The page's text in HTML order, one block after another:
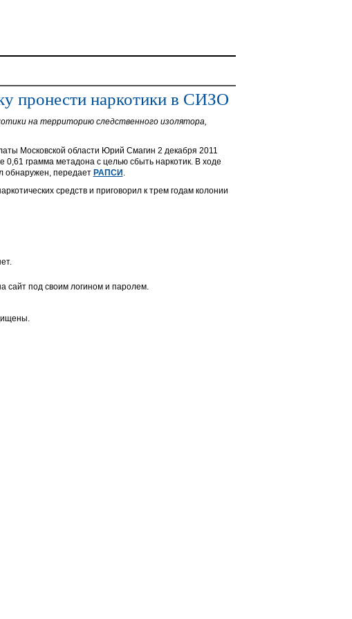
пронести наркотики в СИЗО
на территорию следственного изолятора,
Московской области Юрий Смагин 2 декабря 2011
грамма метадона с целью сбыть наркотик. В ходе
обнаружен, передает РАПСИ .
средств и приговорил к трем годам колонии
сайт под своим логином и паролем.